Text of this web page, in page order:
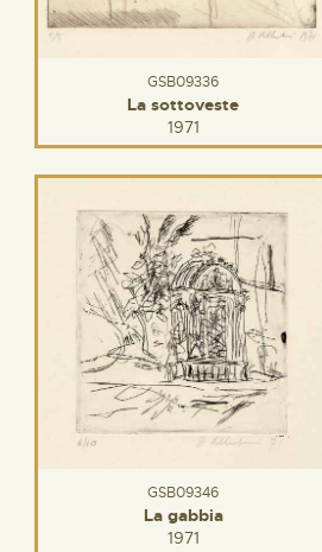
GSB09336
La sottoveste
1971
GSB09346
La gabbia
1971